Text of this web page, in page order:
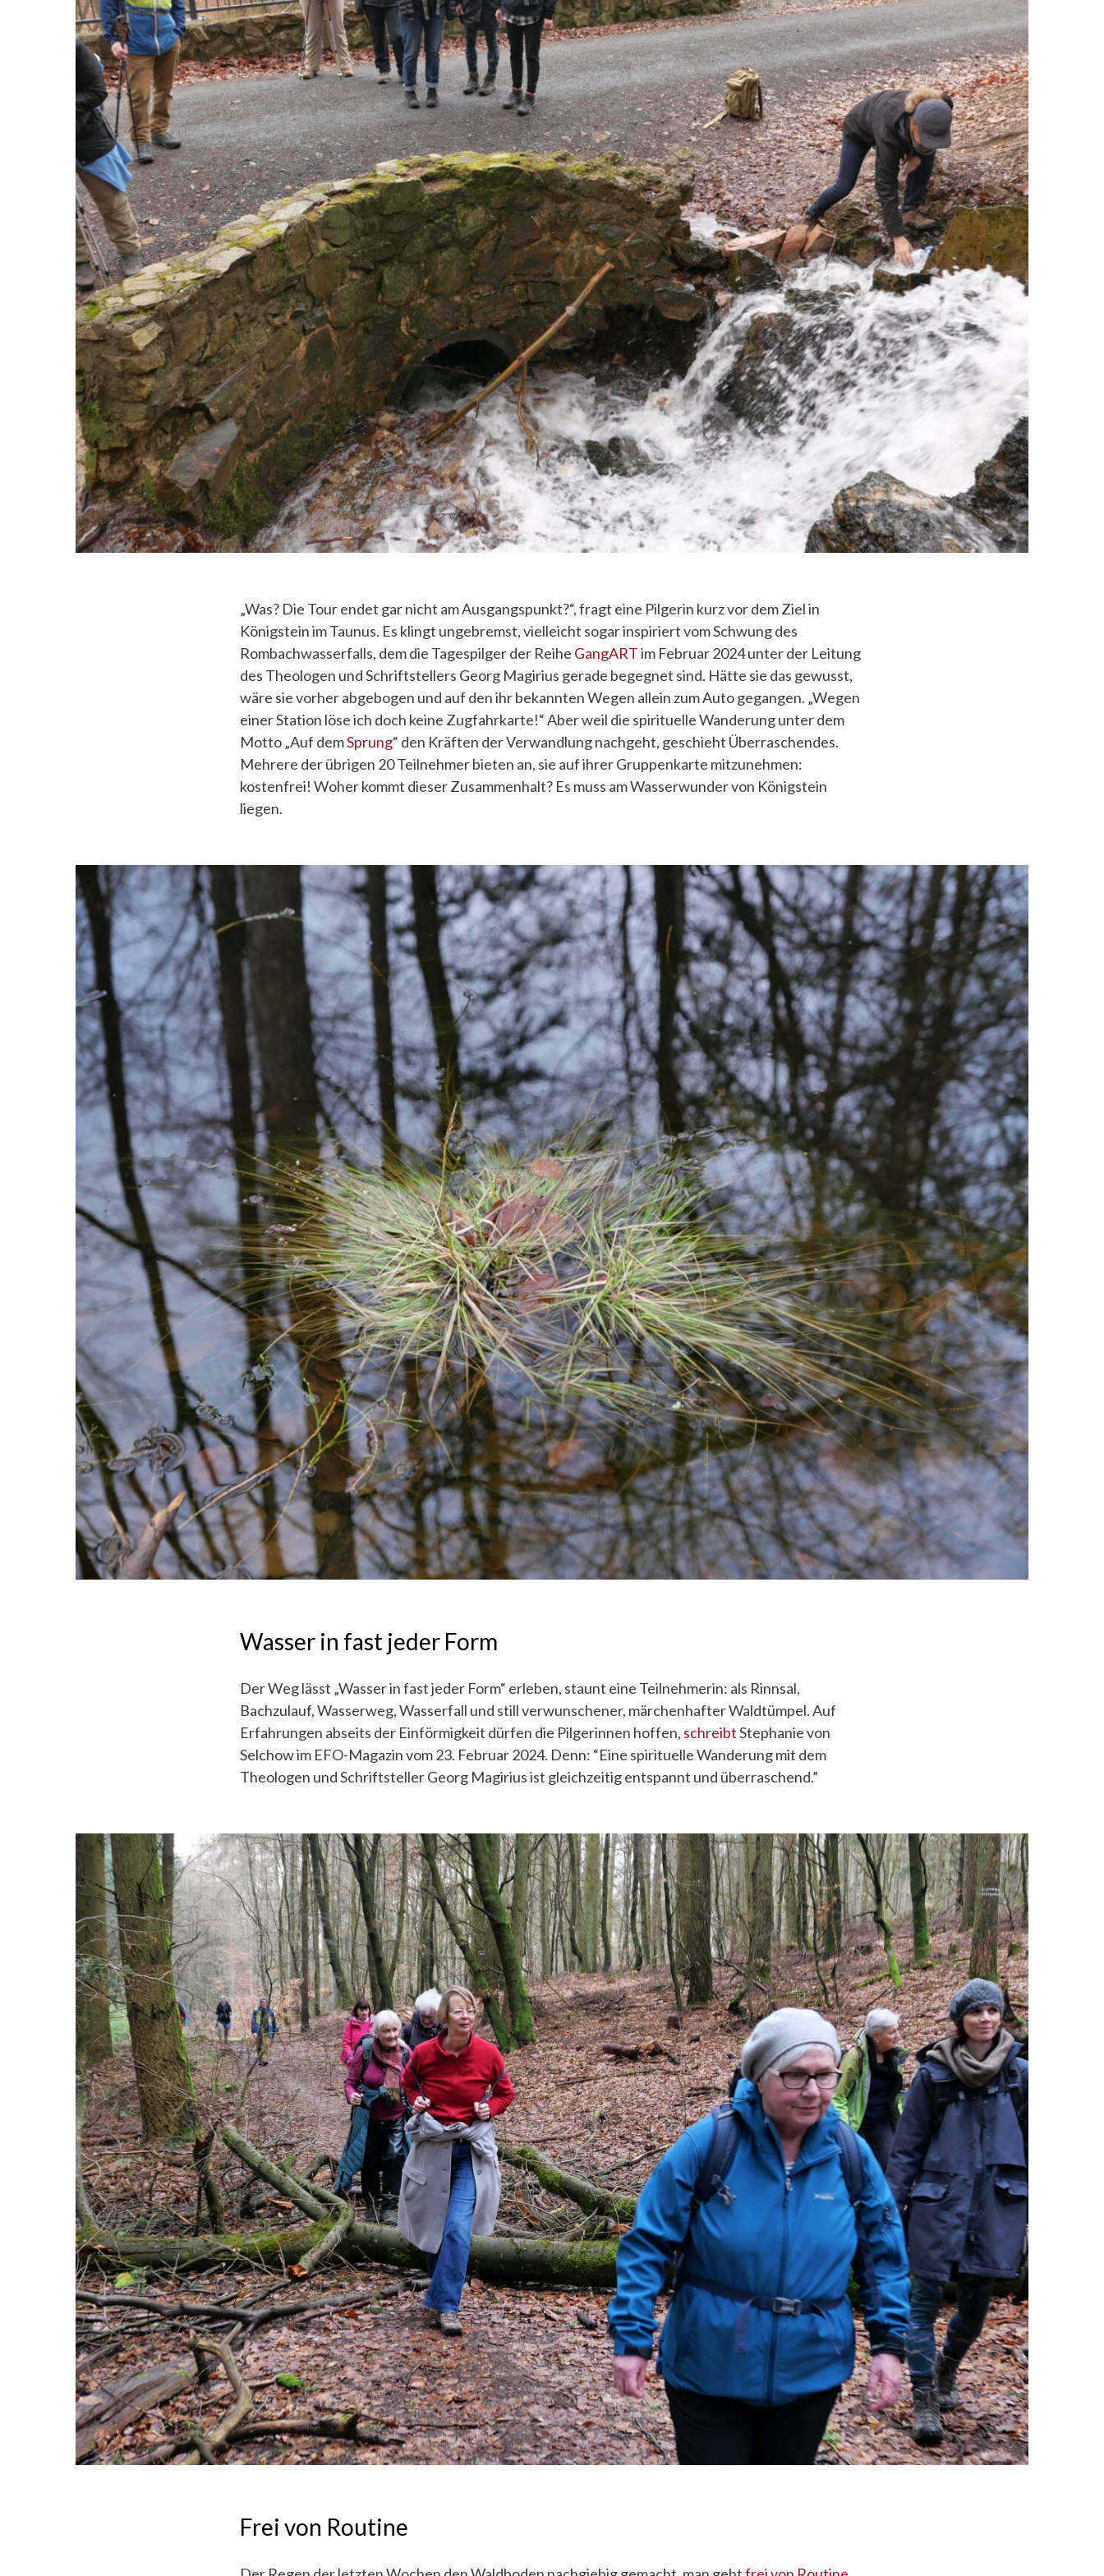
„Was? Die Tour endet gar nicht am Ausgangspunkt?“, fragt eine Pilgerin kurz vor dem Ziel in
Königstein im Taunus. Es klingt ungebremst, vielleicht sogar inspiriert vom Schwung des
Rombachwasserfalls, dem die Tagespilger der Reihe GangARTim Februar 2024 unter der Leitung
des Theologen und Schriftstellers Georg Magirius gerade begegnet sind. Hätte sie das gewusst,
wäre sie vorher abgebogen und auf den ihr bekannten Wegen allein zum Auto gegangen. „Wegen
einer Station löse ich doch keine Zugfahrkarte!“ Aber weil die spirituelle Wanderung unter dem
Motto „Auf demSprung“ den Kräften der Verwandlung nachgeht, geschieht Überraschendes.
Mehrere der übrigen 20 Teilnehmer bieten an, sie auf ihrer Gruppenkarte mitzunehmen:
kostenfrei! Woher kommt dieser Zusammenhalt? Es muss am Wasserwunder von Königstein
liegen.
Wasser in fast jeder Form
Der Weg lässt „Wasser in fast jeder Form“ erleben, staunt eine Teilnehmerin: als Rinnsal,
Bachzulauf, Wasserweg, Wasserfall und still verwunschener, märchenhafter Waldtümpel. Auf
Erfahrungen abseits der Einförmigkeit dürfen die Pilgerinnen hoffen, schreibtStephanie von
Selchow im EFO-Magazin vom 23. Februar 2024. Denn: “Eine spirituelle Wanderung mit dem
Theologen und Schriftsteller Georg Magirius ist gleichzeitig entspannt und überraschend.”
Frei von Routine